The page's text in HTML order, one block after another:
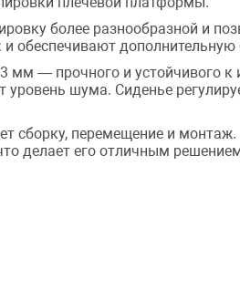
более разнообразной и
обеспечивают дополнительную
мм — прочного и устойчивого к
шума. Сиденье
сборку, перемещение и
делает его отличным